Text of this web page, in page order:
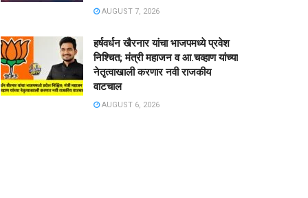
AUGUST 7, 2026
हर्षवर्धन खैरनार यांचा भाजपमध्ये प्रवेश
निश्चित; मंत्री महाजन व आ.चव्हाण यांच्या
नेतृत्वाखाली करणार नवी राजकीय
वाटचाल
AUGUST 6, 2026